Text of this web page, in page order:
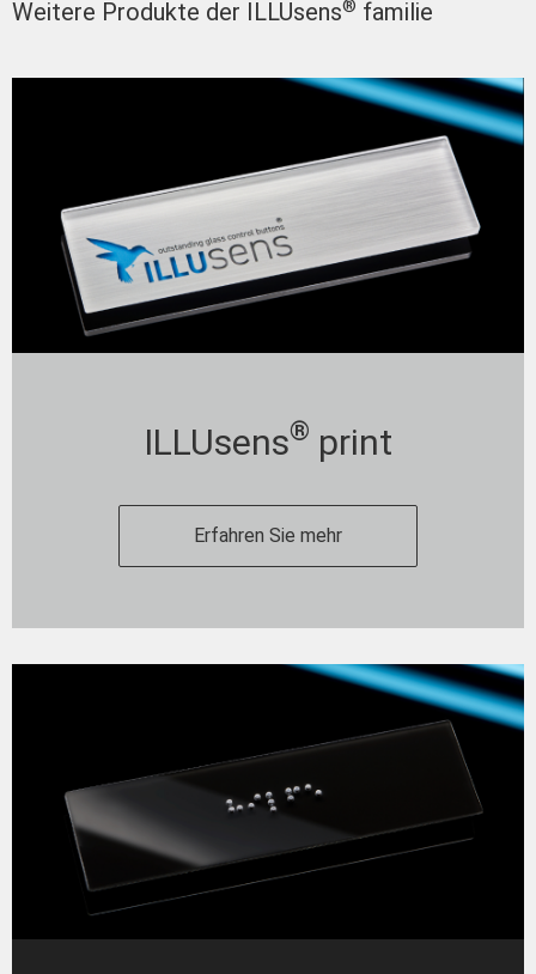
Weitere Produkte der ILLUsens® familie
ILLUsens® print
Erfahren Sie mehr